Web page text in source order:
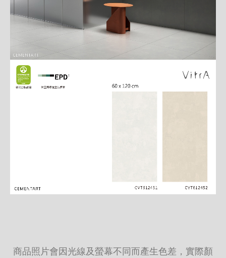
商品照片會因光線及螢幕不同而產生色差，實際顏